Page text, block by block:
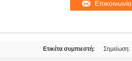
Επικοινωνία
Ετικέτα συμπιεστή: Σημείωση: